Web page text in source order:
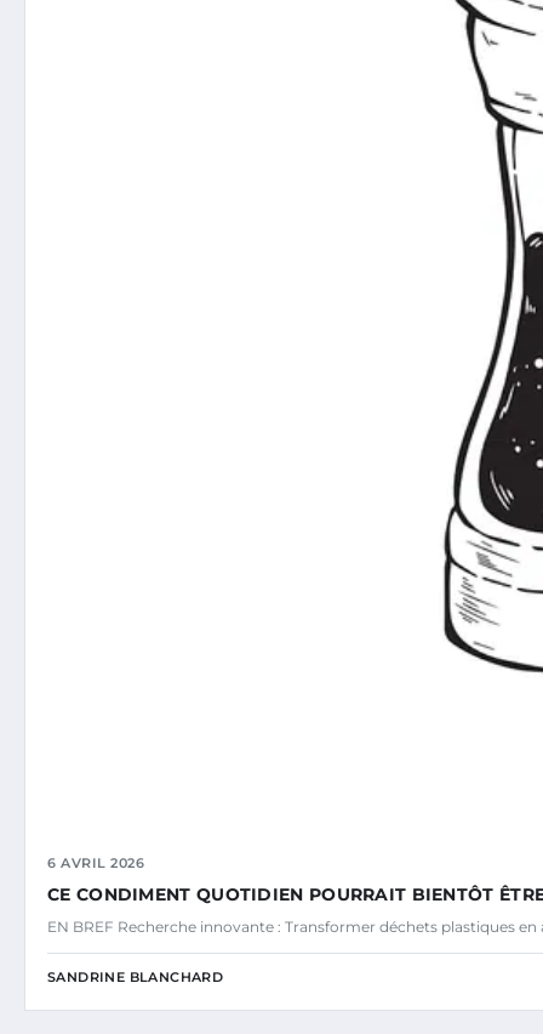
6 AVRIL 2026
CE CONDIMENT QUOTIDIEN POURRAIT BIENTÔT
EN BREF Recherche innovante : Transformer déchets plastiques en
SANDRINE BLANCHARD